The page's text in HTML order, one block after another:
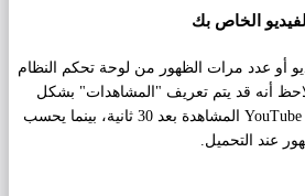
الخاص بك
أو عدد مرات الظهور من لوحة تحكم النظام
أنه قد يتم تعريف "المشاهدات" بشكل
مختلف - يحسب موقع YouTube المشاهدة بعد 30 ثانية، بينما يحسب
عند التحميل.